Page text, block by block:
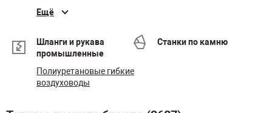
Ещё
Шланги и рукава
промышленные
Полиуретановые гибкие
воздуховоды
Станки по камню